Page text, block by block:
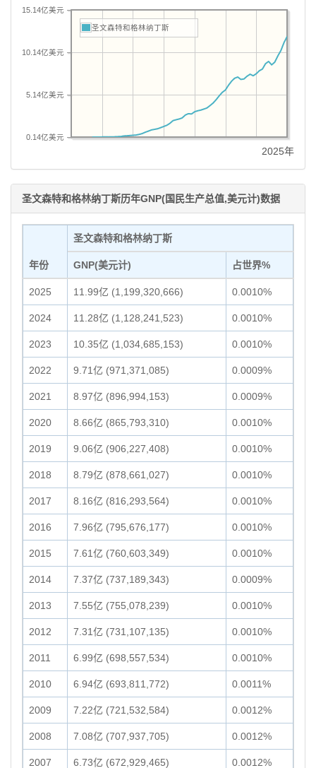
0.14亿美元
5.14亿美元
10.14亿美元
15.14亿美元
圣文森特和格林纳丁斯
2025年
圣文森特和格林纳丁斯历年GNP(国民生产总值,美元计)数据
年份
圣文森特和格林纳丁斯
GNP(美元计) 占世界%
2025 11.99亿 (1,199,320,666) 0.0010%
2024 11.28亿 (1,128,241,523) 0.0010%
2023 10.35亿 (1,034,685,153) 0.0010%
2022 9.71亿 (971,371,085) 0.0009%
2021 8.97亿 (896,994,153) 0.0009%
2020 8.66亿 (865,793,310) 0.0010%
2019 9.06亿 (906,227,408) 0.0010%
2018 8.79亿 (878,661,027) 0.0010%
2017 8.16亿 (816,293,564) 0.0010%
2016 7.96亿 (795,676,177) 0.0010%
2015 7.61亿 (760,603,349) 0.0010%
2014 7.37亿 (737,189,343) 0.0009%
2013 7.55亿 (755,078,239) 0.0010%
2012 7.31亿 (731,107,135) 0.0010%
2011 6.99亿 (698,557,534) 0.0010%
2010 6.94亿 (693,811,772) 0.0011%
2009 7.22亿 (721,532,584) 0.0012%
2008 7.08亿 (707,937,705) 0.0012%
2007 6.73亿 (672,929,465) 0.0012%